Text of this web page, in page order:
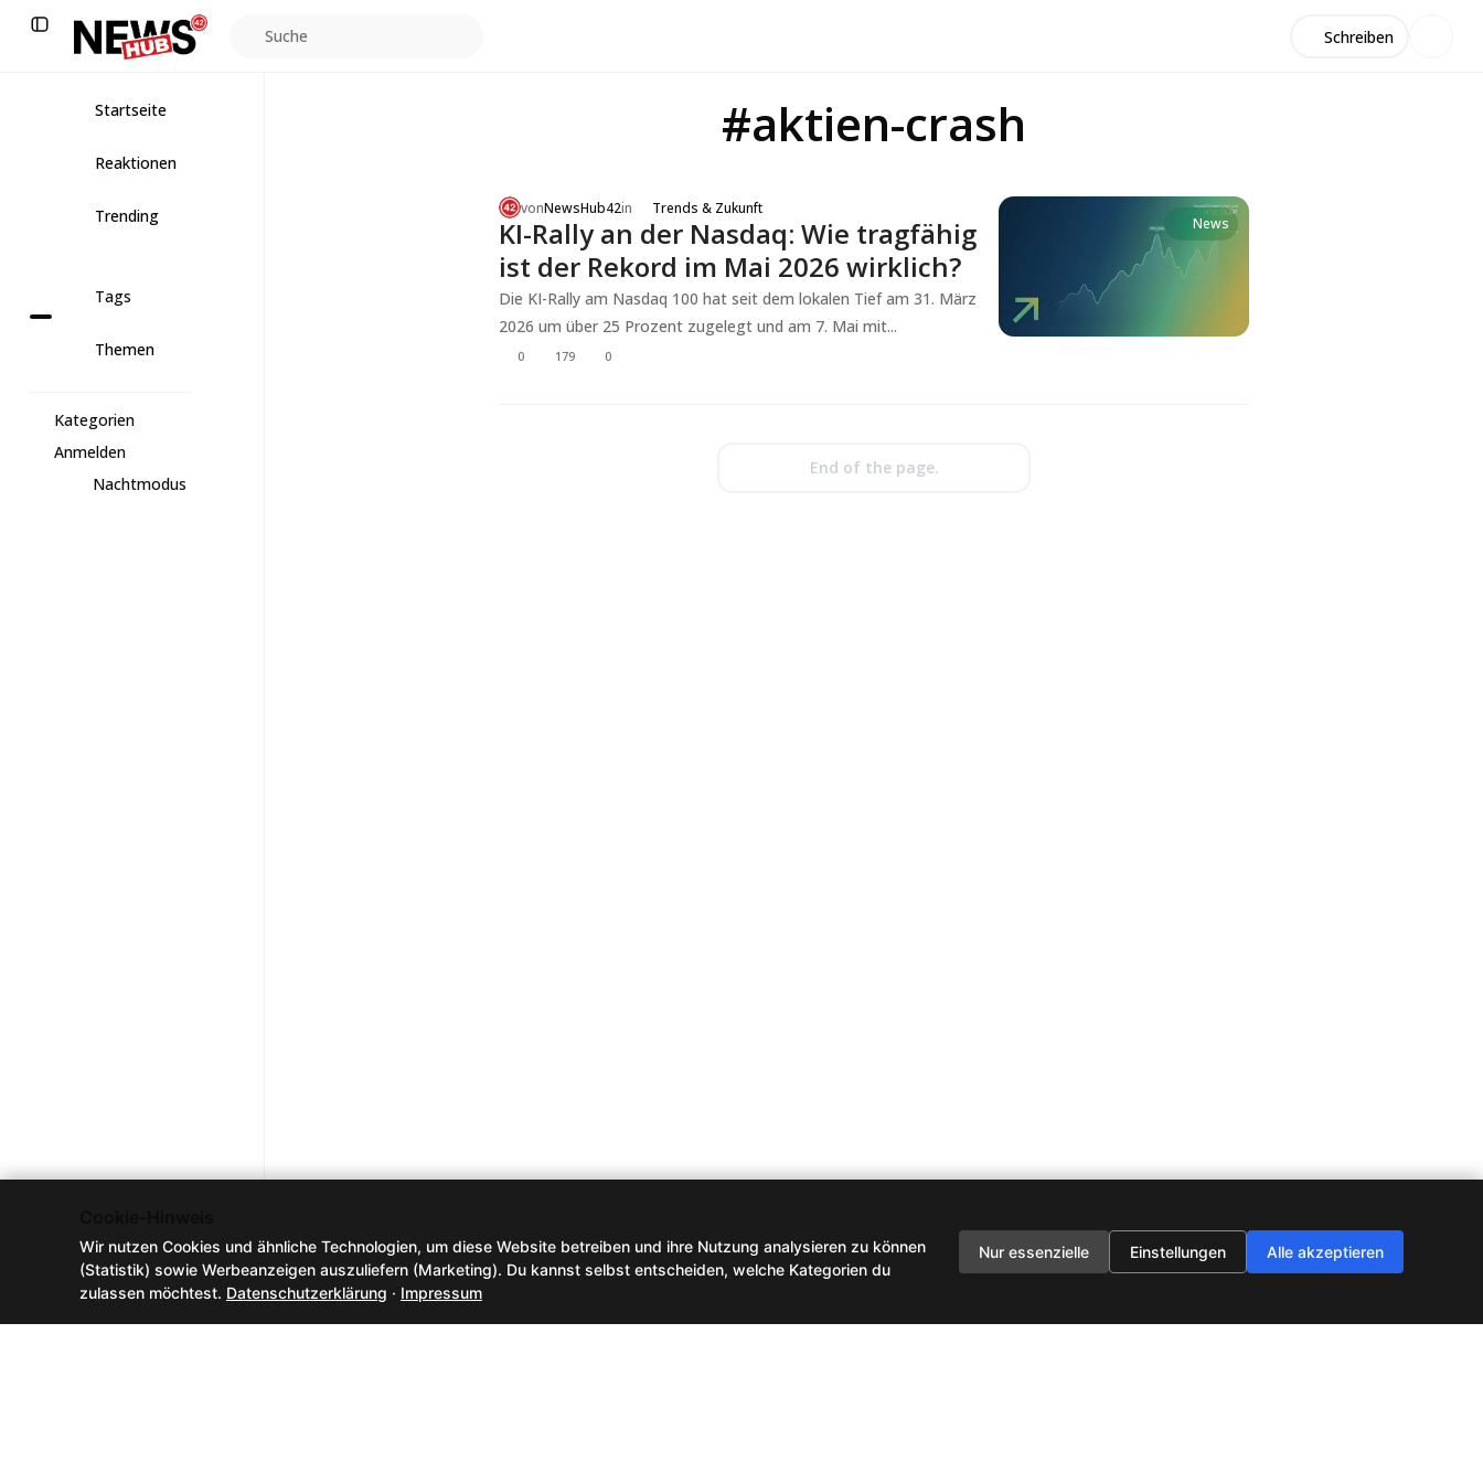
Suche Schreiben
#aktien-crash
vonNewsHub42in Trends & Zukunft
KI-Rally an der Nasdaq: Wie tragfähig
ist der Rekord im Mai 2026 wirklich?
Die KI-Rally am Nasdaq 100 hat seit dem lokalen Tief am 31. März
2026 um über 25 Prozent zugelegt und am 7. Mai mit...
0 179 0
News
End of the page.
Wir nutzen Cookies und ähnliche Technologien, um diese Website betreiben und ihre Nutzung analysieren zu können
(Statistik) sowie Werbeanzeigen auszuliefern (Marketing). Du kannst selbst entscheiden, welche Kategorien du
zulassen möchtest. Datenschutzerklärung · Impressum
Nur essenzielle Einstellungen Alle akzeptieren
Startseite
Reaktionen
Trending
Tags
Themen
Kategorien
Anmelden
Nachtmodus